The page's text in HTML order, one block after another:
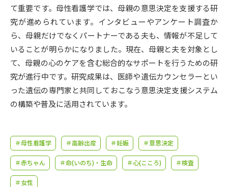
先輩が入学を決めた理由 テレメール全国一斉進学調査
新生活お役立ちガイド
学問発見 学問検索
学問のミニ講義「夢ナビ講義」 学問分野解説
学問の教科書 夢ナビライブ
て重要です。母性看護学では、母親の意思決定を支援する研
究が進められています。インタビューやアンケート調査か
ら、母親だけでなくパートナーである夫も、情報が不足して
いることが明らかになりました。現在、母親と夫を対象とし
て、母親の心のケアを含む総合的なサポートを行うための研
究が進行中です。研究成果は、医師や遺伝カウンセラーとい
った遺伝の専門家と共同しておこなう意思決定支援システム
の構築や普及に活用されています。
＃母性看護学 ＃高齢出産 ＃妊娠 ＃意思決定
＃赤ちゃん ＃命(いのち)・生命 ＃心(こころ) ＃検査
＃女性